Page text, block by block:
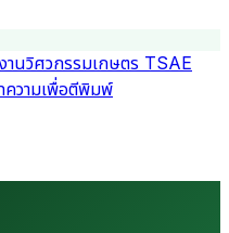
านวิศวกรรมเกษตร TSAE
ความเพื่อตีพิมพ์